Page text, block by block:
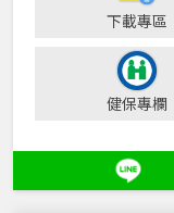
下載專區
健保專欄